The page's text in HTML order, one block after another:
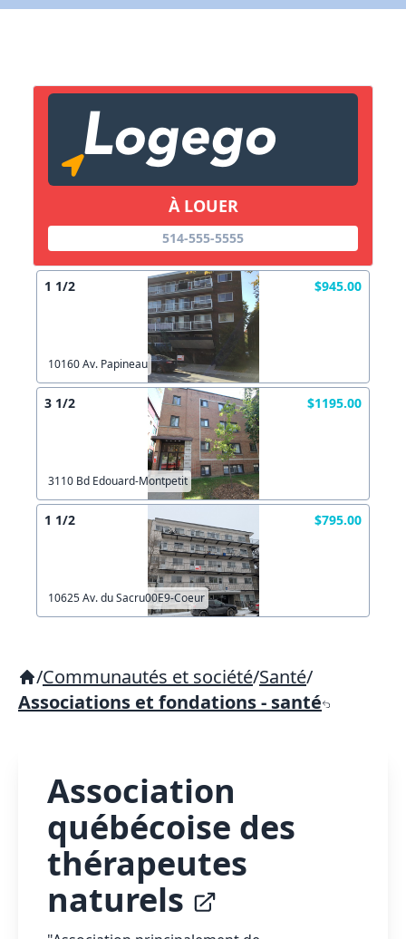
À LOUER
514-555-5555
1 1/2 $945.00
10160 Av. Papineau
3 1/2 $1195.00
3110 Bd Edouard-Montpetit
1 1/2 $795.00
10625 Av. du Sacru00E9-Coeur
/Communautés et société/Santé/
Associations et fondations - santé
Association
québécoise des
thérapeutes
naturels
X Fermer
Lien vers inscription (sera inclus dans courriel)
Copier lien
X Fermer Envoyez